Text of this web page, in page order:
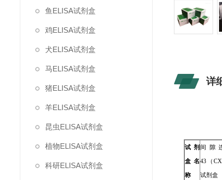
鱼ELISA试剂盒
鸡ELISA试剂盒
犬ELISA试剂盒
马ELISA试剂盒
猪ELISA试剂盒
羊ELISA试剂盒
昆虫ELISA试剂盒
植物ELISA试剂盒
科研ELISA试剂盒
详
试剂
盒名
称
间隙
43（
试剂盒